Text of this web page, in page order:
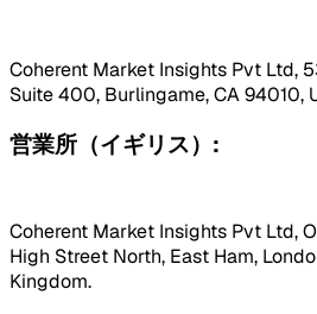
Coherent Market Insights Pvt Ltd,
Suite 400, Burlingame, CA 94010,
営業所（イギリス）:
Coherent Market Insights Pvt Ltd,
High Street North, East Ham,
Kingdom.